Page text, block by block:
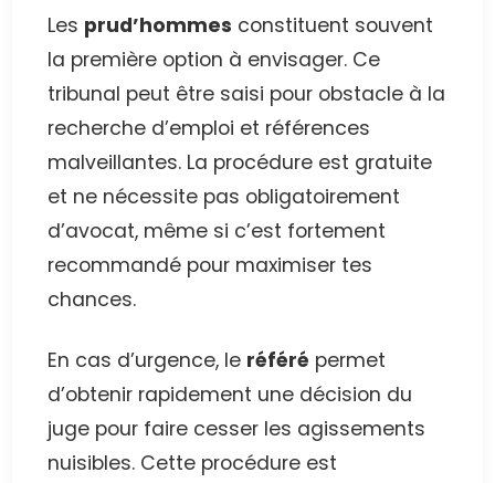
Les prud’hommes constituent souvent
la première option à envisager. Ce
tribunal peut être saisi pour obstacle à la
recherche d’emploi et références
malveillantes. La procédure est gratuite
et ne nécessite pas obligatoirement
d’avocat, même si c’est fortement
recommandé pour maximiser tes
chances.
En cas d’urgence, le référé permet
d’obtenir rapidement une décision du
juge pour faire cesser les agissements
nuisibles. Cette procédure est